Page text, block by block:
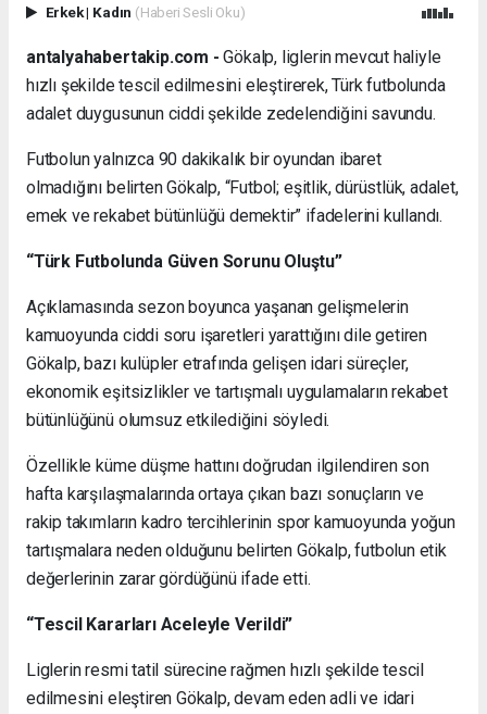
Erkek| Kadın (Haberi Sesli Oku)
antalyahabertakip.com - Gökalp, liglerin mevcut haliyle
hızlı şekilde tescil edilmesini eleştirerek, Türk futbolunda
adalet duygusunun ciddi şekilde zedelendiğini savundu.
Futbolun yalnızca 90 dakikalık bir oyundan ibaret
olmadığını belirten Gökalp, “Futbol; eşitlik, dürüstlük, adalet,
emek ve rekabet bütünlüğü demektir” ifadelerini kullandı.
“Türk Futbolunda Güven Sorunu Oluştu”
Açıklamasında sezon boyunca yaşanan gelişmelerin
kamuoyunda ciddi soru işaretleri yarattığını dile getiren
Gökalp, bazı kulüpler etrafında gelişen idari süreçler,
ekonomik eşitsizlikler ve tartışmalı uygulamaların rekabet
bütünlüğünü olumsuz etkilediğini söyledi.
Özellikle küme düşme hattını doğrudan ilgilendiren son
hafta karşılaşmalarında ortaya çıkan bazı sonuçların ve
rakip takımların kadro tercihlerinin spor kamuoyunda yoğun
tartışmalara neden olduğunu belirten Gökalp, futbolun etik
değerlerinin zarar gördüğünü ifade etti.
“Tescil Kararları Aceleyle Verildi”
Liglerin resmi tatil sürecine rağmen hızlı şekilde tescil
edilmesini eleştiren Gökalp, devam eden adli ve idari